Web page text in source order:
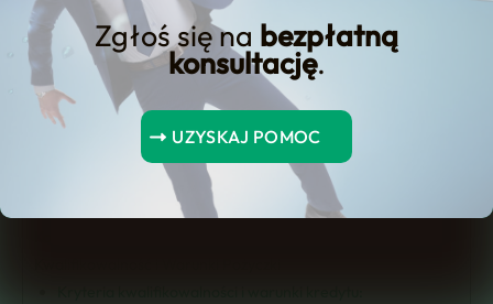
Zgłoś się na bezpłatną
konsultację.
UZYSKAJ POMOC
Spis Treści
Podsumowanie kluczowych punktów
Oszczędności osobiste
Przegląd opcji kredytowych